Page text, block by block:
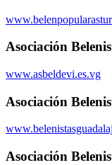
Asociación
www.asbeldevi.es.vg
Asociación
Asociación